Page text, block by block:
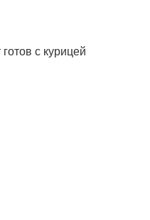
с курицей